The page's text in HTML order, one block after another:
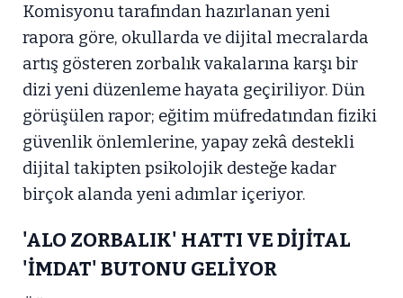
Komisyonu tarafından hazırlanan yeni
rapora göre, okullarda ve dijital mecralarda
artış gösteren zorbalık vakalarına karşı bir
dizi yeni düzenleme hayata geçiriliyor. Dün
görüşülen rapor; eğitim müfredatından fiziki
güvenlik önlemlerine, yapay zekâ destekli
dijital takipten psikolojik desteğe kadar
birçok alanda yeni adımlar içeriyor.
'ALO ZORBALIK' HATTI VE DİJİTAL
'İMDAT' BUTONU GELİYOR